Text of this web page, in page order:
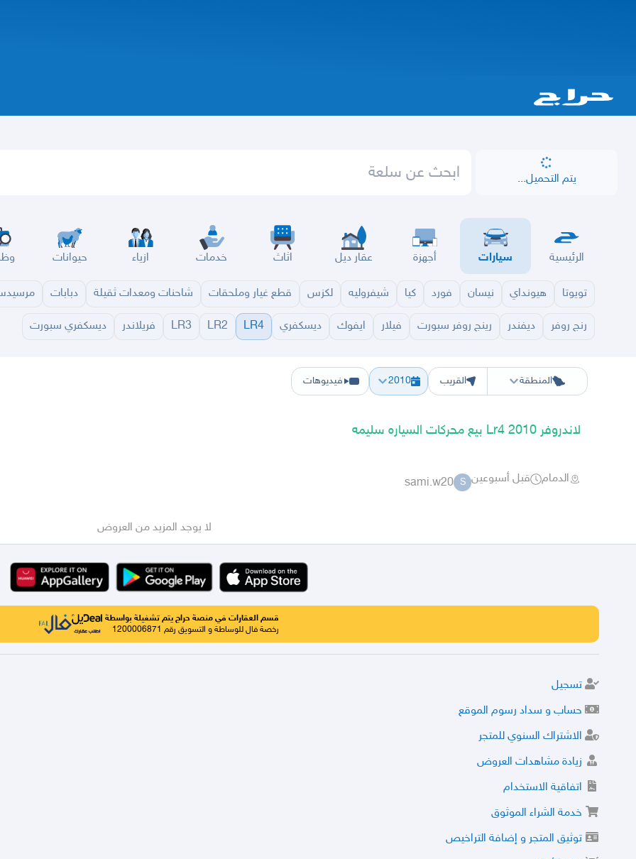
يتم التحميل...
الرئيسية سيارات أجهزة عقار ديل اثاث خدمات ازياء حيوانات
تويوتا هيونداي نيسان فورد كيا شيفروليه لكزس قطع غيار وملحقات شاحنات ومعدات ثقيلة دبابات
رنج روفر ديفندر رينج روفر سبورت فيلار ايفوك ديسكفري LR4
LR2
LR3 فريلاندر ديسكفري سبورت
المنطقة
الرياض الشرقيه حفر الباطن المدينة الطايفتبوك القصيم الباحة
القريب 2010 فيديوهات
لاندروفر Lr4 2010 بيع محركات السياره سليمه
الدمام قبل أسبوعين S
sami.w20
لا يوجد المزيد من العروض
قسم العقارات في منصة حراج يتم تشغيلة بواسطة
رخصة فال للوساطة و التسويق رقم 1200006871
تسجيل
حساب و سداد رسوم الموقع
الاشتراك السنوي للمتجر
زيادة مشاهدات العروض
اتفاقية الاستخدام
خدمة الشراء الموثوق
توثيق المتجر و إضافة التراخيص